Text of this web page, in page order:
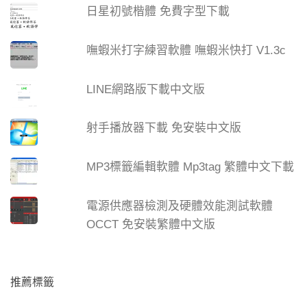
日星初號楷體 免費字型下載
嘸蝦米打字練習軟體 嘸蝦米快打 V1.3c
LINE網路版下載中文版
射手播放器下載 免安裝中文版
MP3標籤編輯軟體 Mp3tag 繁體中文下載
電源供應器檢測及硬體效能測試軟體
OCCT 免安裝繁體中文版
推薦標籤